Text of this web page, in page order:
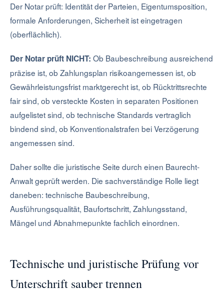
Der Notar prüft: Identität der Parteien, Eigentumsposition,
formale Anforderungen, Sicherheit ist eingetragen
(oberflächlich).
Der Notar prüft NICHT: Ob Baubeschreibung ausreichend
präzise ist, ob Zahlungsplan risikoangemessen ist, ob
Gewährleistungsfrist marktgerecht ist, ob Rücktrittsrechte
fair sind, ob versteckte Kosten in separaten Positionen
aufgelistet sind, ob technische Standards vertraglich
bindend sind, ob Konventionalstrafen bei Verzögerung
angemessen sind.
Daher sollte die juristische Seite durch einen Baurecht-
Anwalt geprüft werden. Die sachverständige Rolle liegt
daneben: technische Baubeschreibung,
Ausführungsqualität, Baufortschritt, Zahlungsstand,
Mängel und Abnahmepunkte fachlich einordnen.
Technische und juristische Prüfung vor
Unterschrift sauber trennen